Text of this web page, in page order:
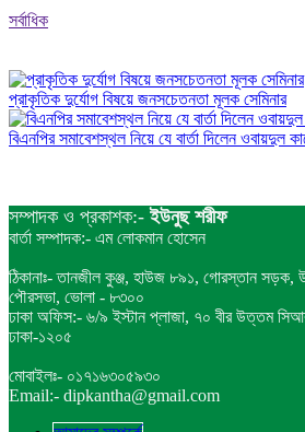
সর্বাধিক
প্রাকৃতিক দুর্যোগ বিষয়ে জনসচেতনতা মূলক সেমিনার
বিএনপির সমাবেশস্থল নিয়ে যে বার্তা দিলেন ওবায়দুল
সম্পাদক ও প্রকাশক:-ইউনুছ শরীফ
বার্তা সম্পাদক:- এম লোকমান হোসেন
ঠিকানাঃ- তানজীল কুঞ্জ, হাউজ ৮৯১, গোরস্তান সড়ক,
পৌরসভা, ভোলা - ৮৩০০
ঢাকা অফিস:- ৬/৯ ইস্টান প্লাজা, ৭০ বীর উত্তম
ঢাকা-১২০৫
মোবাইলঃ- ০১৭১৬৩০৫৯৩০
Email:- dipkantha@gmail.com